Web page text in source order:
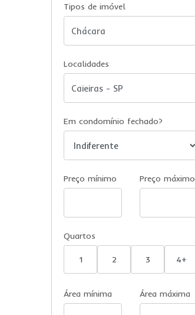
Tipos de imóvel
Localidades
Em condomínio fechado?
Preço mínimo Preço máximo
Quartos
1 2 3 4+
Área mínima Área máxima